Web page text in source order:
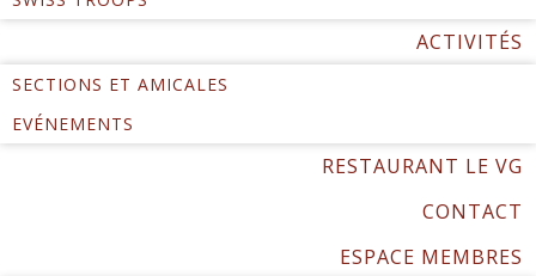
ACTIVITÉS
SECTIONS ET AMICALES
EVÉNEMENTS
RESTAURANT LE VG
CONTACT
ESPACE MEMBRES